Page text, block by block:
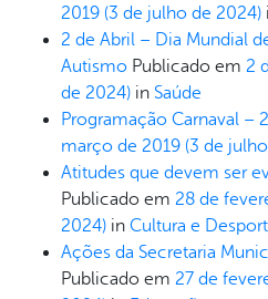
2019 (3 de julho de 2024)
2 de Abril – Dia Mundial
Autismo Publicado em 2
de 2024) in Saúde
Programação Carnaval –
março de 2019 (3 de
Atitudes que devem ser
Publicado em 28 de
2024) in Cultura e
Ações da Secretaria
Publicado em 27 de